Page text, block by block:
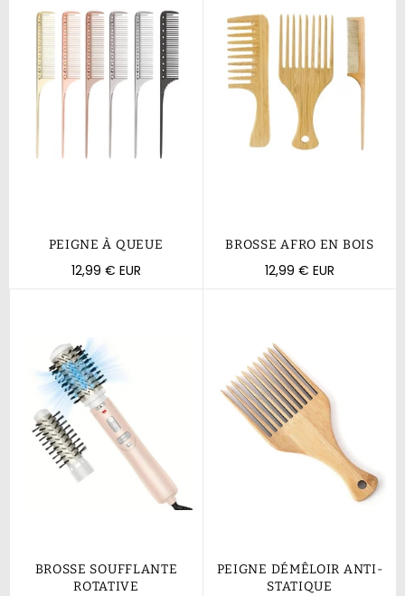
PEIGNE À QUEUE
Prix
12,99 € EUR
BROSSE AFRO EN BOIS
Prix
12,99 € EUR
BROSSE SOUFFLANTE
ROTATIVE
PEIGNE DÉMÊLOIR ANTI-
STATIQUE